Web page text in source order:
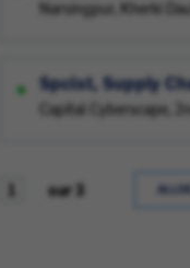
Narsingpur, Kherki
Spclst, Supply
Capital Cyberscape,
sur 3